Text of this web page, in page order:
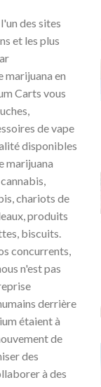
des sites
et les plus
marijuana en
Carts vous
de vape
disponibles
marijuana
chariots de
produits
biscuits.
concurrents,
n'est pas
derrière
étaient à
de
des
à des